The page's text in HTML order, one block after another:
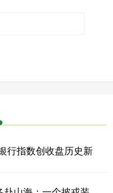
行指数创收盘历史新